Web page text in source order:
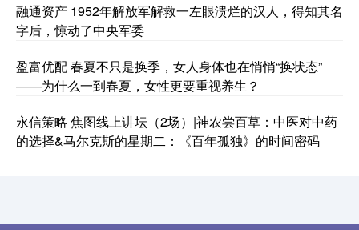
融通资产 1952年解放军解救一左眼溃烂的汉人，得知其名
字后，惊动了中央军委
盈富优配 春夏不只是换季，女人身体也在悄悄“换状态”
——为什么一到春夏，女性更要重视养生？
永信策略 焦图线上讲坛（2场）|神农尝百草：中医对中药
的选择&马尔克斯的星期二：《百年孤独》的时间密码